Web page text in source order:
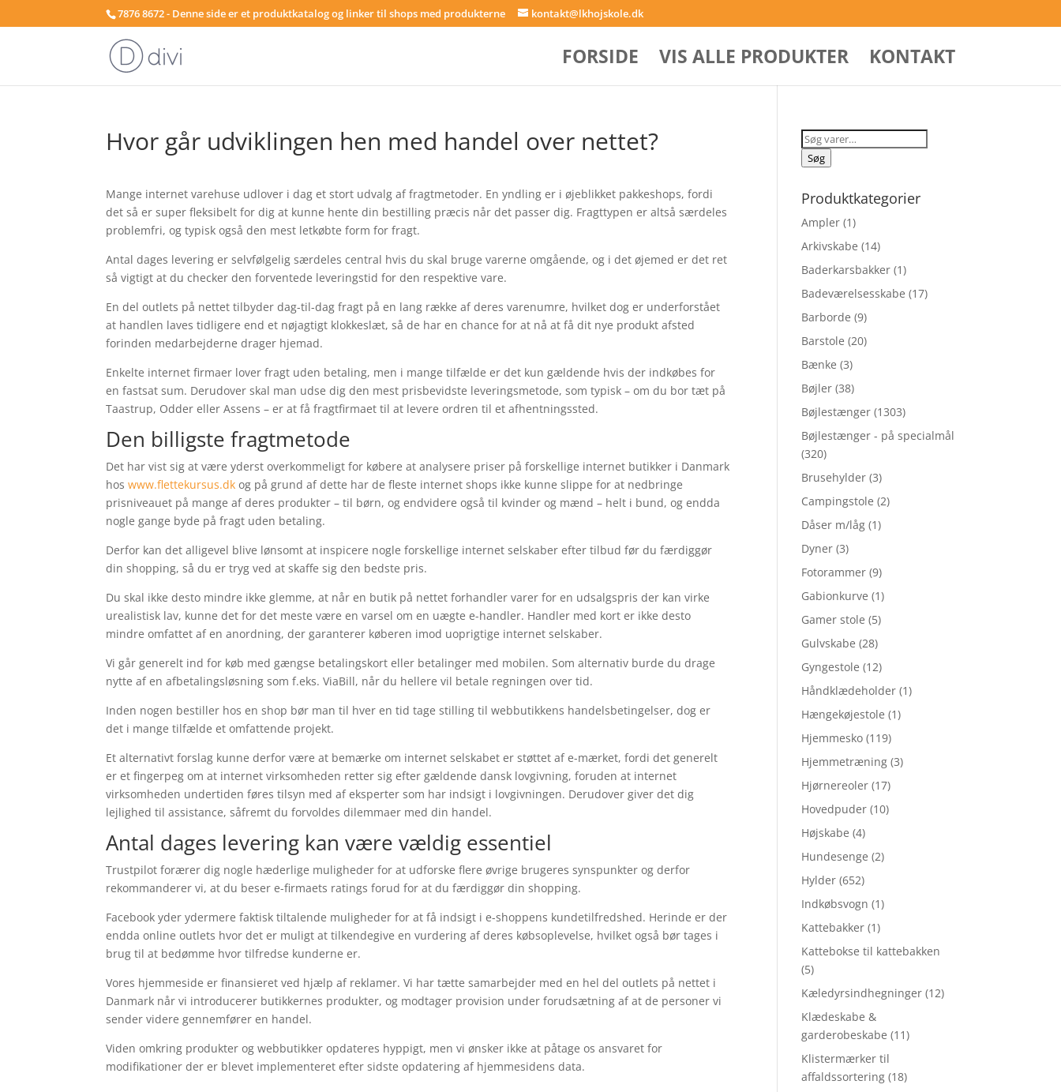
7876 8672 - Denne side er et produktkatalog og linker til shops med produkterne kontakt@lkhojskole.dk
FORSIDE VIS ALLE PRODUKTER KONTAKT
Hvor går udviklingen hen med handel over nettet?
Mange internet varehuse udlover i dag et stort udvalg af fragtmetoder. En yndling er i øjeblikket pakkeshops, fordi
det så er super fleksibelt for dig at kunne hente din bestilling præcis når det passer dig. Fragttypen er altså særdeles
problemfri, og typisk også den mest letkøbte form for fragt.
Antal dages levering er selvfølgelig særdeles central hvis du skal bruge varerne omgående, og i det øjemed er det ret
så vigtigt at du checker den forventede leveringstid for den respektive vare.
En del outlets på nettet tilbyder dag-til-dag fragt på en lang række af deres varenumre, hvilket dog er underforstået
at handlen laves tidligere end et nøjagtigt klokkeslæt, så de har en chance for at nå at få dit nye produkt afsted
forinden medarbejderne drager hjemad.
Enkelte internet firmaer lover fragt uden betaling, men i mange tilfælde er det kun gældende hvis der indkøbes for
en fastsat sum. Derudover skal man udse dig den mest prisbevidste leveringsmetode, som typisk – om du bor tæt på
Taastrup, Odder eller Assens – er at få fragtfirmaet til at levere ordren til et afhentningssted.
Den billigste fragtmetode
Det har vist sig at være yderst overkommeligt for købere at analysere priser på forskellige internet butikker i Danmark
hoswww.flettekursus.dk og på grund af dette har de fleste internet shops ikke kunne slippe for at nedbringe
prisniveauet på mange af deres produkter – til børn, og endvidere også til kvinder og mænd – helt i bund, og endda
nogle gange byde på fragt uden betaling.
Derfor kan det alligevel blive lønsomt at inspicere nogle forskellige internet selskaber efter tilbud før du færdiggør
din shopping, så du er tryg ved at skaffe sig den bedste pris.
Du skal ikke desto mindre ikke glemme, at når en butik på nettet forhandler varer for en udsalgspris der kan virke
urealistisk lav, kunne det for det meste være en varsel om en uægte e-handler. Handler med kort er ikke desto
mindre omfattet af en anordning, der garanterer køberen imod uoprigtige internet selskaber.
Vi går generelt ind for køb med gængse betalingskort eller betalinger med mobilen. Som alternativ burde du drage
nytte af en afbetalingsløsning som f.eks. ViaBill, når du hellere vil betale regningen over tid.
Inden nogen bestiller hos en shop bør man til hver en tid tage stilling til webbutikkens handelsbetingelser, dog er
det i mange tilfælde et omfattende projekt.
Et alternativt forslag kunne derfor være at bemærke om internet selskabet er støttet af e-mærket, fordi det generelt
er et fingerpeg om at internet virksomheden retter sig efter gældende dansk lovgivning, foruden at internet
virksomheden undertiden føres tilsyn med af eksperter som har indsigt i lovgivningen. Derudover giver det dig
lejlighed til assistance, såfremt du forvoldes dilemmaer med din handel.
Antal dages levering kan være vældig essentiel
Trustpilot forærer dig nogle hæderlige muligheder for at udforske flere øvrige brugeres synspunkter og derfor
rekommanderer vi, at du beser e-firmaets ratings forud for at du færdiggør din shopping.
Facebook yder ydermere faktisk tiltalende muligheder for at få indsigt i e-shoppens kundetilfredshed. Herinde er der
endda online outlets hvor det er muligt at tilkendegive en vurdering af deres købsoplevelse, hvilket også bør tages i
brug til at bedømme hvor tilfredse kunderne er.
Vores hjemmeside er finansieret ved hjælp af reklamer. Vi har tætte samarbejder med en hel del outlets på nettet i
Danmark når vi introducerer butikkernes produkter, og modtager provision under forudsætning af at de personer vi
sender videre gennemfører en handel.
Viden omkring produkter og webbutikker opdateres hyppigt, men vi ønsker ikke at påtage os ansvaret for
modifikationer der er blevet implementeret efter sidste opdatering af hjemmesidens data.
Søg
efter:
Søg
Produktkategorier
Ampler (1)
Arkivskabe (14)
Baderkarsbakker (1)
Badeværelsesskabe (17)
Barborde (9)
Barstole (20)
Bænke (3)
Bøjler (38)
Bøjlestænger (1303)
Bøjlestænger - på specialmål
(320)
Brusehylder (3)
Campingstole (2)
Dåser m/låg (1)
Dyner (3)
Fotorammer (9)
Gabionkurve (1)
Gamer stole (5)
Gulvskabe (28)
Gyngestole (12)
Håndklædeholder (1)
Hængekøjestole (1)
Hjemmesko (119)
Hjemmetræning (3)
Hjørnereoler (17)
Hovedpuder (10)
Højskabe (4)
Hundesenge (2)
Hylder (652)
Indkøbsvogn (1)
Kattebakker (1)
Kattebokse til kattebakken
(5)
Kæledyrsindhegninger (12)
Klædeskabe &
garderobeskabe (11)
Klistermærker til
affaldssortering (18)